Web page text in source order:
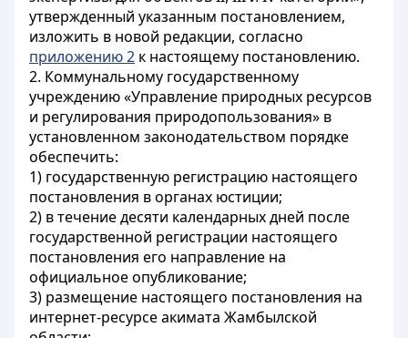
утвержденный указанным постановлением,
изложить в новой редакции, согласно
приложению 2 к настоящему постановлению.
2. Коммунальному государственному
учреждению «Управление природных ресурсов
и регулирования природопользования» в
установленном законодательством порядке
обеспечить:
1) государственную регистрацию настоящего
постановления в органах юстиции;
2) в течение десяти календарных дней после
государственной регистрации настоящего
постановления его направление на
официальное опубликование;
3) размещение настоящего постановления на
интернет-ресурсе акимата Жамбылской